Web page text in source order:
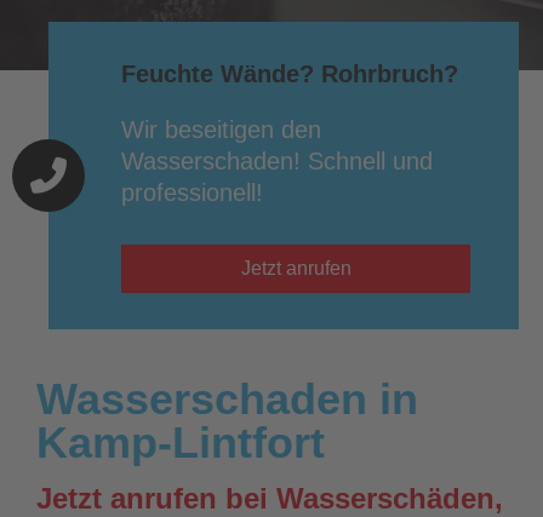
Feuchte Wände? Rohrbruch?
Wir beseitigen den
Wasserschaden! Schnell und
professionell!
Jetzt anrufen
Wasserschaden in
Kamp-Lintfort
Jetzt anrufen bei Wasserschäden,